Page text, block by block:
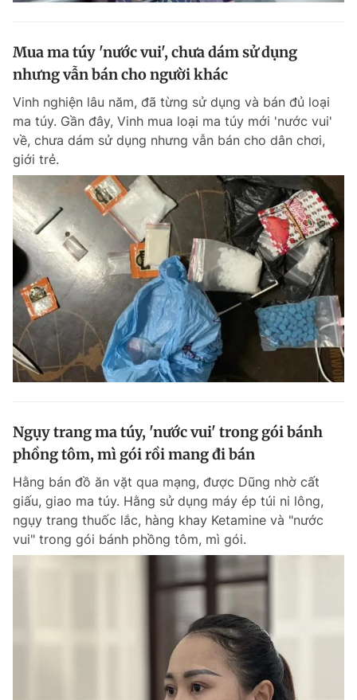
Mua ma túy 'nước vui', chưa dám sử dụng
nhưng vẫn bán cho người khác
Vinh nghiện lâu năm, đã từng sử dụng và bán đủ loại
ma túy. Gần đây, Vinh mua loại ma túy mới 'nước vui'
về, chưa dám sử dụng nhưng vẫn bán cho dân chơi,
giới trẻ.
Ngụy trang ma túy, 'nước vui' trong gói bánh
phồng tôm, mì gói rồi mang đi bán
Hằng bán đồ ăn vặt qua mạng, được Dũng nhờ cất
giấu, giao ma túy. Hằng sử dụng máy ép túi ni lông,
ngụy trang thuốc lắc, hàng khay Ketamine và "nước
vui" trong gói bánh phồng tôm, mì gói.